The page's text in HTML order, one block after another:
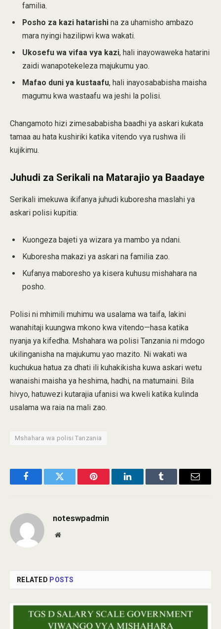
familia.
Posho za kazi hatarishi na za uhamisho ambazo
mara nyingi hazilipwi kwa wakati.
Ukosefu wa vifaa vya kazi, hali inayowaweka hatarini
zaidi wanapotekeleza majukumu yao.
Mafao duni ya kustaafu, hali inayosababisha maisha
magumu kwa wastaafu wa jeshi la polisi.
Changamoto hizi zimesababisha baadhi ya askari kukata
tamaa au hata kushiriki katika vitendo vya rushwa ili
kujikimu.
Juhudi za Serikali na Matarajio ya Baadaye
Serikali imekuwa ikifanya juhudi kuboresha maslahi ya
askari polisi kupitia:
Kuongeza bajeti ya wizara ya mambo ya ndani.
Kuboresha makazi ya askari na familia zao.
Kufanya maboresho ya kisera kuhusu mishahara na
posho.
Polisi ni mhimili muhimu wa usalama wa taifa, lakini
wanahitaji kuungwa mkono kwa vitendo—hasa katika
nyanja ya kifedha. Mshahara wa polisi Tanzania ni mdogo
ukilinganisha na majukumu yao mazito. Ni wakati wa
kuchukua hatua za dhati ili kuhakikisha kuwa askari wetu
wanaishi maisha ya heshima, hadhi, na matumaini. Bila
hivyo, hatuwezi kutarajia ufanisi wa kweli katika kulinda
usalama wa raia na mali zao.
Mshahara wa polisi Tanzania
FacebookTwitter Pinterest LinkedInTumblr Email
noteswpadmin
Website
RELATED POSTS